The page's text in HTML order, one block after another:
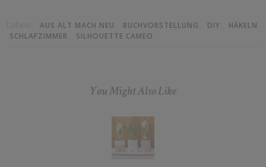
AUS ALT MACH NEU BUCHVORSTELLUNG DIY HÄKELN
SCHLAFZIMMER
SILHOUETTE CAMEO
You Might Also Like